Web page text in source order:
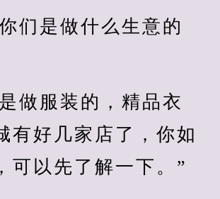
们是做什么生意的
做服装的，精品衣
有好几家店了，你如
可以先了解一下。”